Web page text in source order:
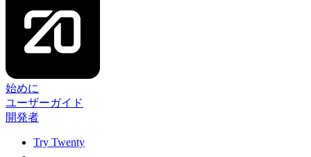
始めに
ユーザーガイド
開発者
Try Twenty